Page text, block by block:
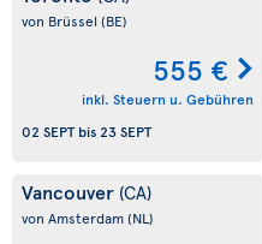
von Brüssel (BE)
555 €
inkl. Steuern u. Gebühren
02 SEPTbis23 SEPT
Vancouver (CA)
von Amsterdam(NL)